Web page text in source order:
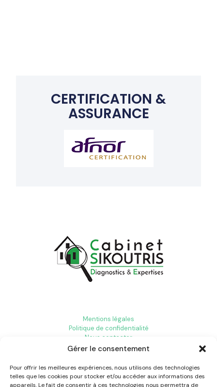
Gérer le consentement
Pour offrir les meilleures expériences, nous utilisons des technologies
telles que les cookies pour stocker et/ou accéder aux informations des
appareils. Le fait de consentir à ces technologies nous permettra de
CERTIFICATION &
ASSURANCE
Mentions légales
Politique de confidentialité
Nous contacter
Diagnostic immobilier Aix-en-Provence
Diagnostic immobilier Toulon